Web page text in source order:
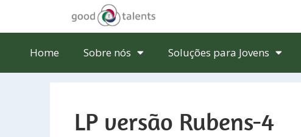
Home Sobre nós Soluções para Jovens
LP versão Rubens-4